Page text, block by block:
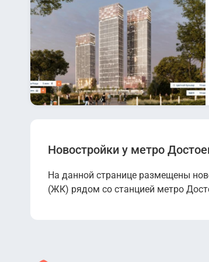
Новостройки у метро
На данной странице размещены
(ЖК) рядом со станцией метро